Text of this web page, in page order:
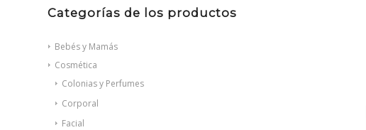
Categorías de los productos
Bebés y Mamás
Cosmética
Colonias y Perfumes
Corporal
Facial